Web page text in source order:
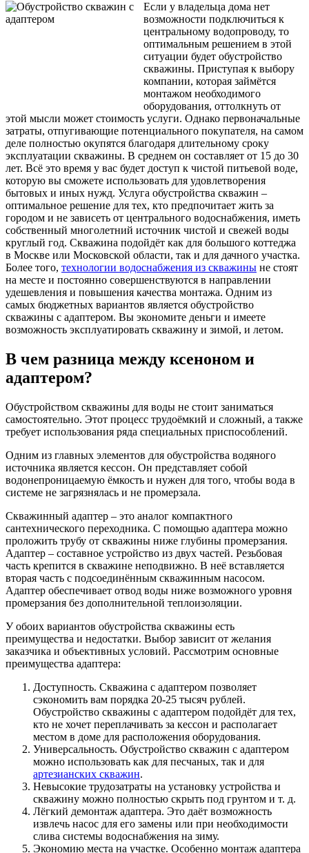
Если у владельца дома нет
возможности подключиться к
центральному водопроводу, то
оптимальным решением в этой
ситуации будет обустройство
скважины. Приступая к выбору
компании, которая займётся
монтажом необходимого
оборудования, оттолкнуть от
этой мысли может стоимость услуги. Однако первоначальные
затраты, отпугивающие потенциального покупателя, на самом
деле полностью окупятся благодаря длительному сроку
эксплуатации скважины. В среднем он составляет от 15 до 30
лет. Всё это время у вас будет доступ к чистой питьевой воде,
которую вы сможете использовать для удовлетворения
бытовых и иных нужд. Услуга обустройства скважин –
оптимальное решение для тех, кто предпочитает жить за
городом и не зависеть от центрального водоснабжения, иметь
собственный многолетний источник чистой и свежей воды
круглый год. Скважина подойдёт как для большого коттеджа
в Москве или Московской области, так и для дачного участка.
Более того, технологии водоснабжения из скважины не стоят
на месте и постоянно совершенствуются в направлении
удешевления и повышения качества монтажа. Одним из
самых бюджетных вариантов является обустройство
скважины с адаптером. Вы экономите деньги и имеете
возможность эксплуатировать скважину и зимой, и летом.
В чем разница между ксеноном и
адаптером?
Обустройством скважины для воды не стоит заниматься
самостоятельно. Этот процесс трудоёмкий и сложный, а также
требует использования ряда специальных приспособлений.
Одним из главных элементов для обустройства водяного
источника является кессон. Он представляет собой
водонепроницаемую ёмкость и нужен для того, чтобы вода в
системе не загрязнялась и не промерзала.
Скважинный адаптер – это аналог компактного
сантехнического переходника. С помощью адаптера можно
проложить трубу от скважины ниже глубины промерзания.
Адаптер – составное устройство из двух частей. Резьбовая
часть крепится в скважине неподвижно. В неё вставляется
вторая часть с подсоединённым скважинным насосом.
Адаптер обеспечивает отвод воды ниже возможного уровня
промерзания без дополнительной теплоизоляции.
У обоих вариантов обустройства скважины есть
преимущества и недостатки. Выбор зависит от желания
заказчика и объективных условий. Рассмотрим основные
преимущества адаптера:
Доступность. Скважина с адаптером позволяет
сэкономить вам порядка 20-25 тысяч рублей.
Обустройство скважины с адаптером подойдёт для тех,
кто не хочет переплачивать за кессон и располагает
местом в доме для расположения оборудования.
Универсальность. Обустройство скважин с адаптером
можно использовать как для песчаных, так и для
артезианских скважин.
Невысокие трудозатраты на установку устройства и
скважину можно полностью скрыть под грунтом и т. д.
Лёгкий демонтаж адаптера. Это даёт возможность
извлечь насос для его замены или при необходимости
слива системы водоснабжения на зиму.
Экономию места на участке. Особенно монтаж адаптера